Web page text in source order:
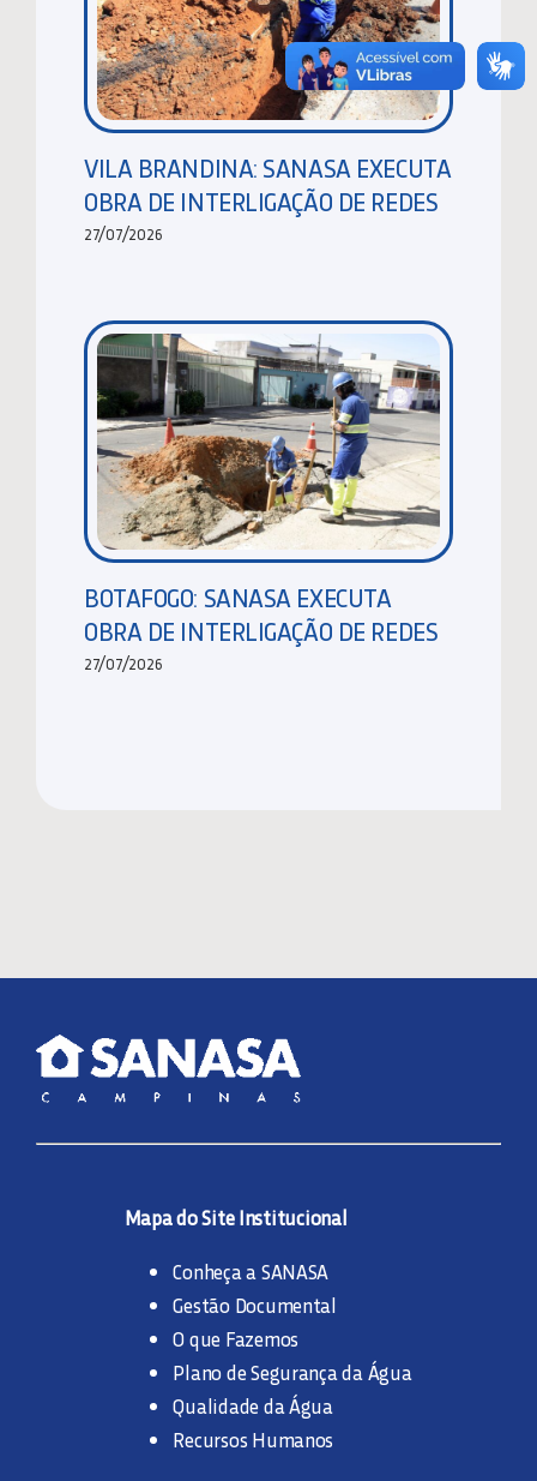
VILA BRANDINA: SANASA EXECUTA
OBRA DE INTERLIGAÇÃO DE REDES
27/07/2026
BOTAFOGO: SANASA EXECUTA
OBRA DE INTERLIGAÇÃO DE REDES
27/07/2026
Mapa do Site Institucional
Conheça a SANASA
Gestão Documental
O que Fazemos
Plano de Segurança da Água
Qualidade da Água
Recursos Humanos